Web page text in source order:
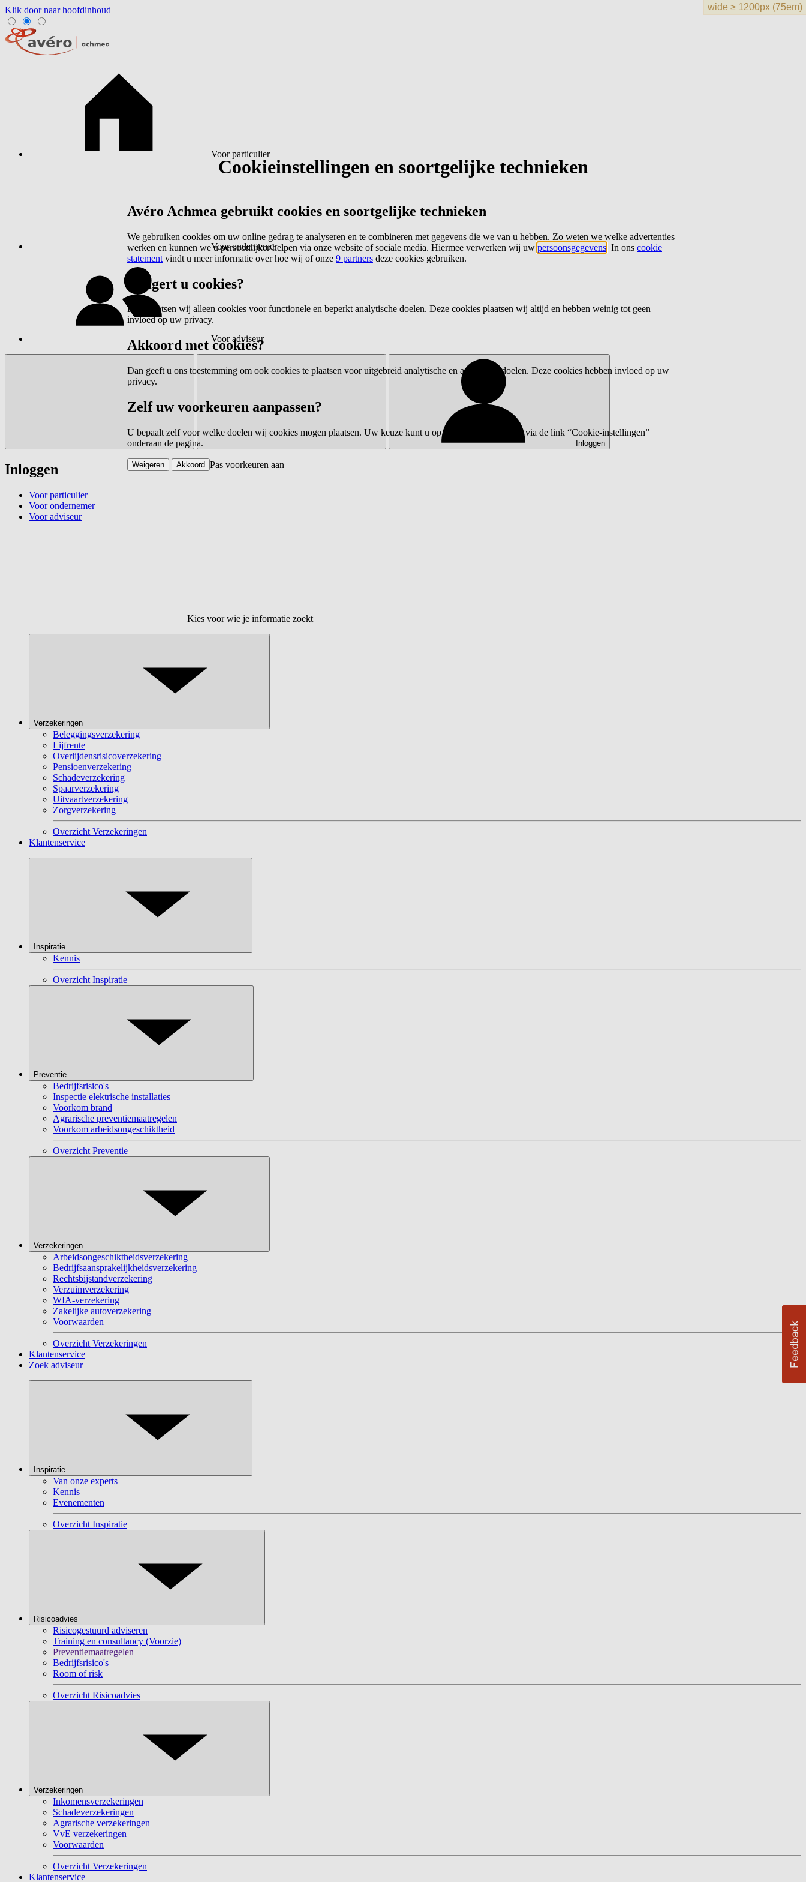
Klik door naar hoofdinhoud
Voor particulier
Voor ondernemer
Voor adviseur
Inloggen
Inloggen
Voor particulier
Voor ondernemer
Voor adviseur
Kies voor wie je informatie zoekt
Verzekeringen
Beleggingsverzekering
Lijfrente
Overlijdensrisicoverzekering
Pensioenverzekering
Schadeverzekering
Spaarverzekering
Uitvaartverzekering
Zorgverzekering
Overzicht Verzekeringen
Klantenservice
Inspiratie
Kennis
Overzicht Inspiratie
Preventie
Bedrijfsrisico's
Inspectie elektrische installaties
Voorkom brand
Agrarische preventiemaatregelen
Voorkom arbeidsongeschiktheid
Overzicht Preventie
Verzekeringen
Arbeidsongeschiktheidsverzekering
Bedrijfsaansprakelijkheidsverzekering
Rechtsbijstandverzekering
Verzuimverzekering
WIA-verzekering
Zakelijke autoverzekering
Voorwaarden
Overzicht Verzekeringen
Klantenservice
Zoek adviseur
Inspiratie
Van onze experts
Kennis
Evenementen
Overzicht Inspiratie
Risicoadvies
Risicogestuurd adviseren
Training en consultancy (Voorzie)
Preventiemaatregelen
Bedrijfsrisico's
Room of risk
Overzicht Risicoadvies
Verzekeringen
Inkomensverzekeringen
Schadeverzekeringen
Agrarische verzekeringen
VvE verzekeringen
Voorwaarden
Overzicht Verzekeringen
Klantenservice
Cookieinstellingen en soortgelijke technieken
Avéro Achmea gebruikt cookies en soortgelijke technieken
We gebruiken cookies om uw online gedrag te analyseren en te combineren met gegevens die we van u hebben. Zo weten we welke advertenties
werken en kunnen we u persoonlijker helpen via onze website of sociale media. Hiermee verwerken wij uw persoonsgegevens . In ons cookie
statement vindt u meer informatie over hoe wij of onze 9 partners deze cookies gebruiken.
Weigert u cookies?
Dan plaatsen wij alleen cookies voor functionele en beperkt analytische doelen. Deze cookies plaatsen wij altijd en hebben weinig tot geen
invloed op uw privacy.
Akkoord met cookies?
Dan geeft u ons toestemming om ook cookies te plaatsen voor uitgebreid analytische en advertentiedoelen. Deze cookies hebben invloed op uw
privacy.
Zelf uw voorkeuren aanpassen?
U bepaalt zelf voor welke doelen wij cookies mogen plaatsen. Uw keuze kunt u op elk moment wijzigen via de link “Cookie-instellingen”
onderaan de pagina.
Pas voorkeuren aan
Weigeren Akkoord